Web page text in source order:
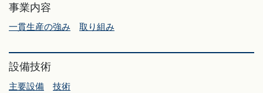
事業内容
一貫生産の強み 取り組み
設備技術
主要設備 技術